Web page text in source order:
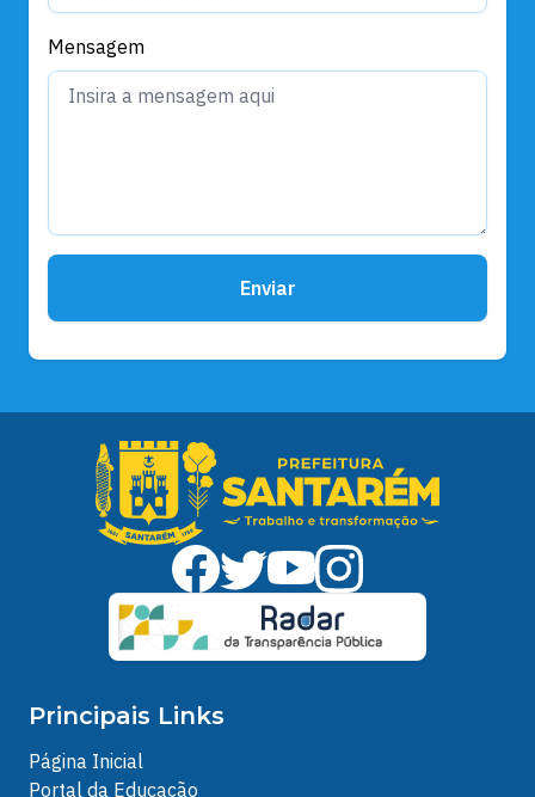
Mensagem
Enviar
Principais Links
Página Inicial
Portal da Educação